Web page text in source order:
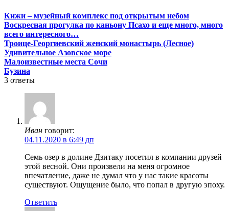
Кижи – музейный комплекс под открытым небом
Воскресная прогулка по каньону Псахо и еще много, много
всего интересного…
Троице-Георгиевский женский монастырь (Лесное)
Удивительное Азовское море
Малоизвестные места Сочи
Бузина
3 ответы
Иван говорит:
04.11.2020 в 6:49 дп
Cемь озер в долине Дзитаку посетил в компании друзей
этой весной. Они произвели на меня огромное
впечатление, даже не думал что у нас такие красоты
существуют. Ощущение было, что попал в другую эпоху.
Ответить